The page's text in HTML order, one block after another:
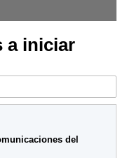
a iniciar
del